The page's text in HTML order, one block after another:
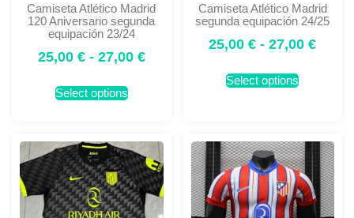
Camiseta Atlético Madrid
120 Aniversario segunda
equipación 23/24
25,00 € - 27,00 €
Select options
Camiseta Atlético Madrid
segunda equipación 24/25
25,00€ - 27,00€
Select options